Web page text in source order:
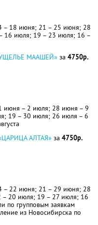
– 18 июня; 21 – 25 июня; 28
16 июля; 19 – 23 июля; 16 –
МААШЕЙ» за 4750р.
июня – 2 июля; 28 июня – 9
19 – 30 июля; 26 июля – 6
АЛТАЯ» за 4750р.
– 22 июня; 21 – 29 июня; 28
20 июля; 19 – 27 июля; 16
по групповым заявкам
из Новосибирска по